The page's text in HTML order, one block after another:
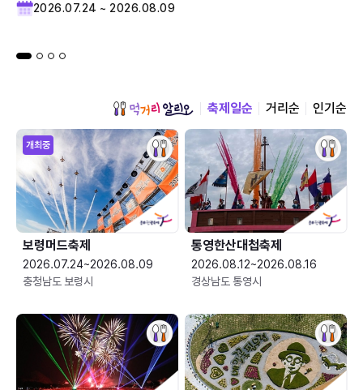
2026.07.24 ~ 2026.08.09
축제일순 거리순 인기순
개최중
보령머드축제
2026.07.24~2026.08.09
충청남도 보령시
통영한산대첩축제
2026.08.12~2026.08.16
경상남도 통영시